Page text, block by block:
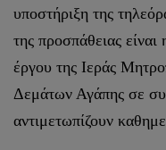
υποστήριξη της
της προσπάθειας
έργου της Ιεράς
Δεμάτων Αγάπης σε
αντιμετωπίζουν